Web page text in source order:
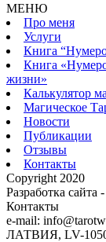
МЕНЮ
Про меня
Услуги
Книга
Книга
жизни»
Калькулятор
Магическое
Новости
Публикации
Отзывы
Контакты
Copyright 2020
Разработка сайта -
Контакты
e-mail:
ЛАТВИЯ, LV-